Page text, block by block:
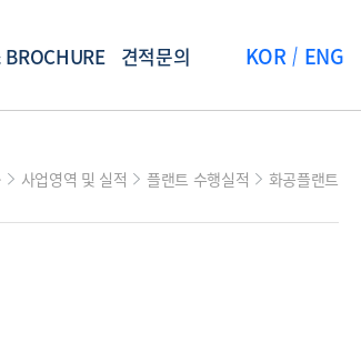
견적문의 KOR ENG
사업영역 및 실적 플랜트 수행실적 화공플랜트